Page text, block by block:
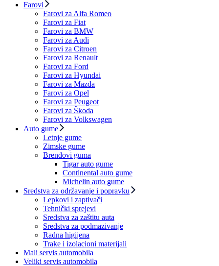
Farovi
Farovi za Alfa Romeo
Farovi za Fiat
Farovi za BMW
Farovi za Audi
Farovi za Citroen
Farovi za Renault
Farovi za Ford
Farovi za Hyundai
Farovi za Mazda
Farovi za Opel
Farovi za Peugeot
Farovi za Škoda
Farovi za Volkswagen
Auto gume
Letnje gume
Zimske gume
Brendovi guma
Tigar auto gume
Continental auto gume
Michelin auto gume
Sredstva za održavanje i popravku
Lepkovi i zaptivači
Tehnički sprejevi
Sredstva za zaštitu auta
Sredstva za podmazivanje
Radna higijena
Trake i izolacioni materijali
Mali servis automobila
Veliki servis automobila